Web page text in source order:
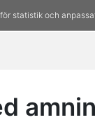
statistik och